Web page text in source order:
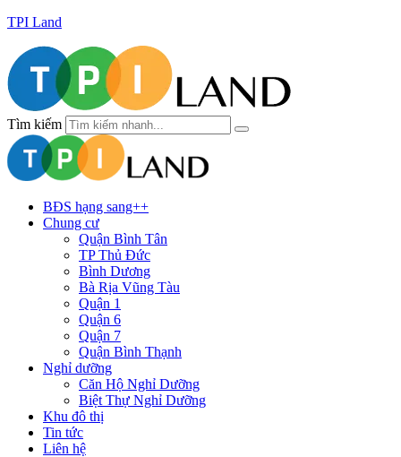
TPI Land
Tìm kiếm
BĐS hạng sang++
Chung cư
Quận Bình Tân
TP Thủ Đức
Bình Dương
Bà Rịa Vũng Tàu
Quận 1
Quận 6
Quận 7
Quận Bình Thạnh
Nghỉ dưỡng
Căn Hộ Nghỉ Dưỡng
Biệt Thự Nghỉ Dưỡng
Khu đô thị
Tin tức
Liên hệ